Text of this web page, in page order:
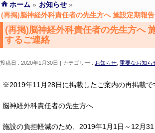
ホーム » お知らせ »
(再掲)脳神経外科責任者の先生方へ 施設定期報
(再掲)脳神経外科責任者の先生方へ
するご連絡
投稿日 : 2020年1月30日 カテゴリー : お知らせ 重要なお知ら
※2019年11月28日に掲載したご案内の再掲載で
脳神経外科責任者の先生方へ
施設の負担軽減のため、2019年1月1日～12月